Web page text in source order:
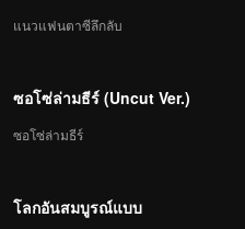
แนวแฟนตาซีลึกลับ
ซอโซ่ล่ามธีร์ (Uncut Ver.)
ซอโซ่ล่ามธีร์
โลกอันสมบูรณ์แบบ